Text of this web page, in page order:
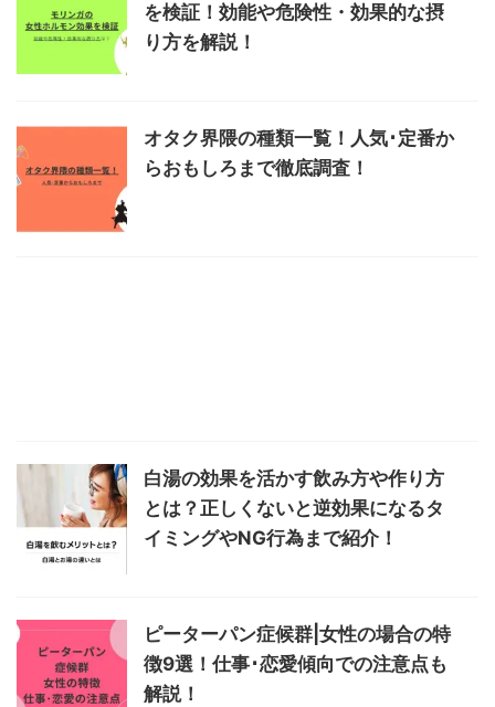
を検証！効能や危険性・効果的な摂
り方を解説！
オタク界隈の種類一覧！人気･定番か
らおもしろまで徹底調査！
白湯の効果を活かす飲み方や作り方
とは？正しくないと逆効果になるタ
イミングやNG行為まで紹介！
ピーターパン症候群|女性の場合の特
徴9選！仕事･恋愛傾向での注意点も
解説！